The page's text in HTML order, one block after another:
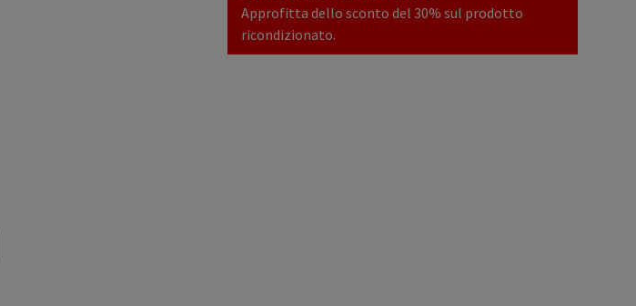
Approfitta dello sconto del 30% sul prodotto
ricondizionato.